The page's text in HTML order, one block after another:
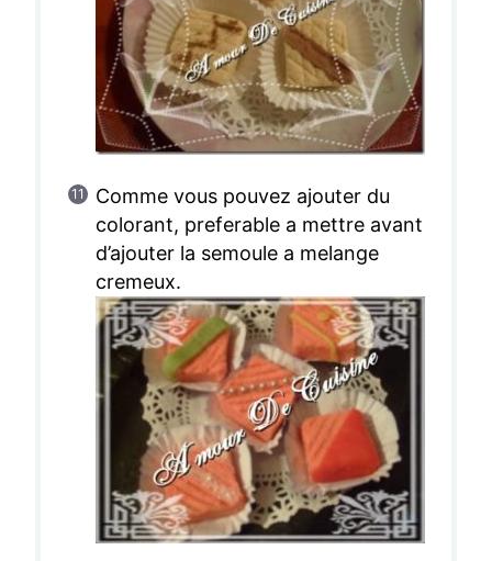
Comme vous pouvez ajouter du
colorant, preferable a mettre avant
d’ajouter la semoule a melange
cremeux.